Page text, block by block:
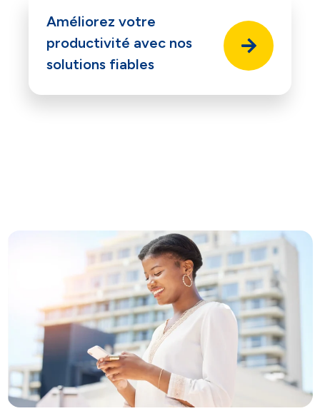
Améliorez votre
productivité avec nos
solutions fiables